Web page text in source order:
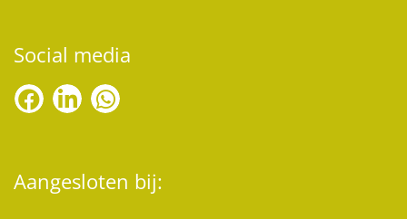
Social media
Aangesloten bij: